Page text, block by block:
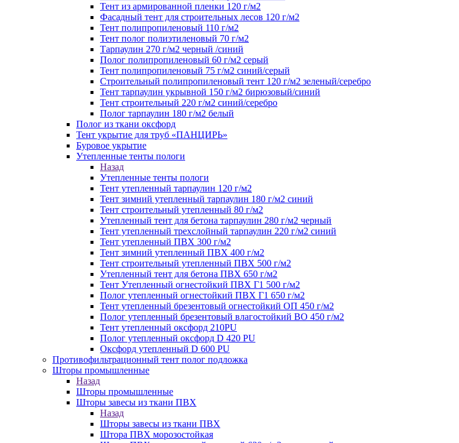
Тент из армированной пленки 120 г/м2
Фасадный тент для строительных лесов 120 г/м2
Тент полипропиленовый 110 г/м2
Тент полог полиэтиленовый 70 г/м2
Тарпаулин 270 г/м2 черный /синий
Полог полипропиленовый 60 г/м2 серый
Тент полипропиленовый 75 г/м2 синий/серый
Строительный полипропиленовый тент 120 г/м2 зеленый/серебро
Тент тарпаулин укрывной 150 г/м2 бирюзовый/синий
Тент строительный 220 г/м2 синий/серебро
Полог тарпаулин 180 г/м2 белый
Полог из ткани оксфорд
Тент укрытие для труб «ПАНЦИРЬ»
Буровое укрытие
Утепленные тенты пологи
Назад
Утепленные тенты пологи
Тент утепленный тарпаулин 120 г/м2
Тент зимний утепленный тарпаулин 180 г/м2 синий
Тент строительный утепленный 80 г/м2
Утепленный тент для бетона тарпаулин 280 г/м2 черный
Тент утепленный трехслойный тарпаулин 220 г/м2 синий
Тент утепленный ПВХ 300 г/м2
Тент зимний утепленный ПВХ 400 г/м2
Тент строительный утепленный ПВХ 500 г/м2
Утепленный тент для бетона ПВХ 650 г/м2
Тент Утепленный огнестойкий ПВХ Г1 500 г/м2
Полог утепленный огнестойкий ПВХ Г1 650 г/м2
Тент утепленный брезентовый огнестойкий ОП 450 г/м2
Полог утепленный брезентовый влагостойкий ВО 450 г/м2
Тент утепленный оксфорд 210PU
Полог утепленный оксфорд D 420 PU
Оксфорд утепленный D 600 PU
Противофильтрационный тент полог подложка
Шторы промышленные
Назад
Шторы промышленные
Шторы завесы из ткани ПВХ
Назад
Шторы завесы из ткани ПВХ
Штора ПВХ морозостойкая